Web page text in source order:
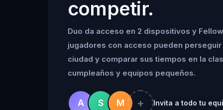
competir.
Duo da acceso en 2 dispositivos y
jugadores con acceso pueden
ciudad y comparar sus tiempos en la
cumpleaños y equipos pequeños.
A S M + Invita a todo tu